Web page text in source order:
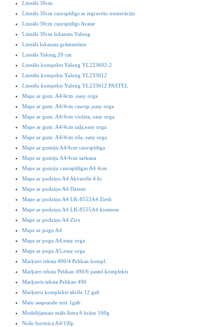
Lineāls 30cm
Lineāls 30cm caurspīdīgs ar iegravētu numerāciju
Lineāls 30cm caurspīdīgs Avatar
Lineāls 30cm lokanais Yalong
Lineāls lokanais grāmatzīme
Lineāls Yalong 20 cm
Lineālu kompekts Yalong YL223602-2
Lineālu kompekts Yalong YL233612
Lineālu kompekts Yalong YL233612 PASTEL
Mape ar gum. A4/4cm ,easy orga
Mape ar gum. A4/4cm caursp.,easy orga
Mape ar gum. A4/4cm violeta, easy orga
Mape ar gum. A4/4cm zaļa,easy orga
Mape ar gum. A4/4cm zila, easy orga
Mape ar gumiju A4/4cm caurspīdīga
Mape ar gumiju A4/4cm sarkana
Mape ar gumiju caurspīdīgas A4 4cm
Mape ar podziņu A4 Akvarelis 4 kr
Mape ar podziņu A4 Dzenis
Mape ar podziņu A4 LK-8553A4 Ziedi
Mape ar podziņu A4 LK-8555A4 kosmoss
Mape ar podziņu A4 Zivs
Mape ar pogu A4
Mape ar pogu A4,easy orga
Mape ar pogu A5,easy orga
Marķieri teksta 490/4 Pelikan kompl.
Marķieri teksta Pelikan 490/6 pastel komplekts
Marķieris teksta Pelikan 490
Marķieru komplekts akrila 12 gab
Matu saspraude mix 1gab
Modelējamais māls Astra 6 krāsu 160g
Nošu burtnīca A4/10lp